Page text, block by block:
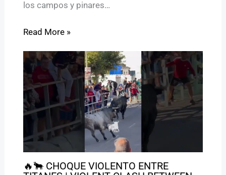
los campos y pinares…
Read More »
🔥🐂 CHOQUE VIOLENTO ENTRE